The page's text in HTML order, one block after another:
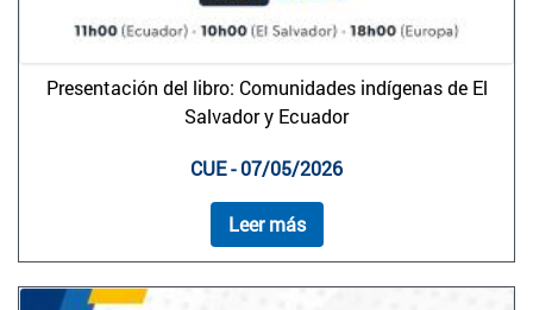
Presentación del libro: Comunidades indígenas de El
Salvador y Ecuador
CUE - 07/05/2026
Leer más